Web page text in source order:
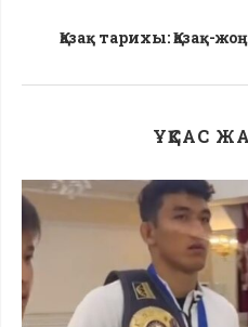
Қазақ тарихы: Қазақ-
ҰҚСАС